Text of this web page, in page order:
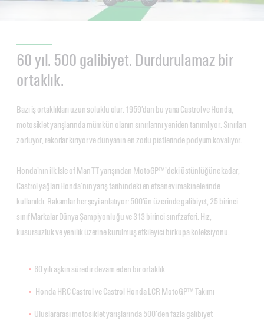
60 yıl. 500 galibiyet. Durdurulamaz bir
ortaklık.
Bazı iş ortaklıkları uzun soluklu olur. 1959’dan bu yana Castrol ve Honda,
motosiklet yarışlarında mümkün olanın sınırlarını yeniden tanımlıyor. Sınırları
zorluyor, rekorlar kırıyor ve dünyanın en zorlu pistlerinde podyum kovalıyor.
Honda’nın ilk Isle of Man TT yarışından MotoGP™’deki üstünlüğüne kadar,
Castrol yağları Honda’nın yarış tarihindeki en efsanevi makinelerinde
kullanıldı. Rakamlar her şeyi anlatıyor: 500’ün üzerinde galibiyet, 25 birinci
sınıf Markalar Dünya Şampiyonluğu ve 313 birinci sınıf zaferi. Hız,
kusursuzluk ve yenilik üzerine kurulmuş etkileyici bir kupa koleksiyonu.
60 yılı aşkın süredir devam eden bir ortaklık
Honda HRC Castrol ve Castrol Honda LCR MotoGP™ Takımı
Uluslararası motosiklet yarışlarında 500'den fazla galibiyet